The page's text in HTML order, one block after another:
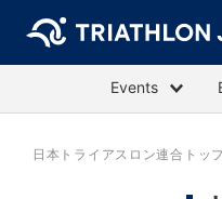
Events
日本トライアスロン連合トッ